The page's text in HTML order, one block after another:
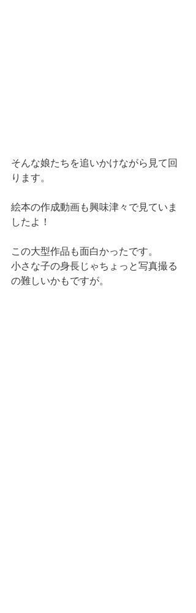
そんな娘たちを追いかけながら見て回
ります。
絵本の作成動画も興味津々で見ていま
したよ！
この大型作品も面白かったです。
小さな子の身長じゃちょっと写真撮る
の難しいかもですが。